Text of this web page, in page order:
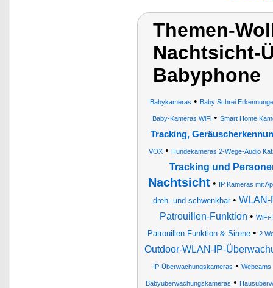
Themen-
Nachtsicht-
Babyphone
Babykameras • Baby Schrei
Baby-Kameras WiFi • Smart Home
Tracking,
VOX• Hundekameras 2-Wege-Audio
Tracking und
Nachtsicht• IP Kameras mit
dreh- und schwenkbar• WLAN-
Patrouillen-Funktion • WiFi-
Patrouillen-Funktion & Sirene• 2
Outdoor-WLAN-IP-
IP-Überwachungskameras • Webcams
Babyüberwachungskameras •